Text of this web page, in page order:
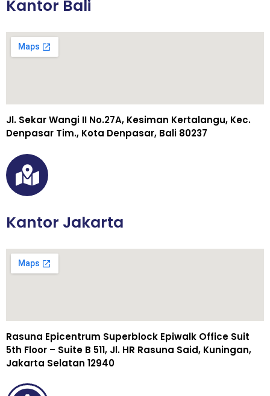
Kantor Bali
Jl. Sekar Wangi II No.27A, Kesiman Kertalangu, Kec.
Denpasar Tim., Kota Denpasar, Bali 80237
Kantor Jakarta
Rasuna Epicentrum Superblock Epiwalk Office Suit
5th Floor – Suite B 511, Jl. HR Rasuna Said, Kuningan,
Jakarta Selatan 12940